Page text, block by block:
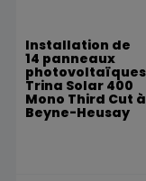
Installation de
14 panneaux
photovoltaïques
Trina Solar 400
Mono Third Cut à
Beyne-Heusay